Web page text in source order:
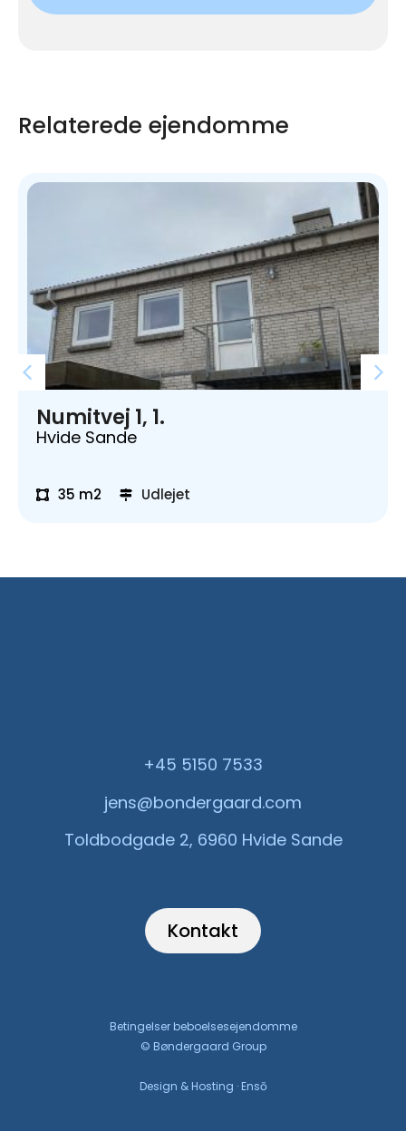
Relaterede ejendomme
Numitvej 1, 1.
Hvide Sande
35 m2 Udlejet
+45 5150 7533
jens@bondergaard.com
Toldbodgade 2, 6960 Hvide Sande
Kontakt
Betingelser beboelsesejendomme
© Bøndergaard Group
Design & Hosting · Ensō